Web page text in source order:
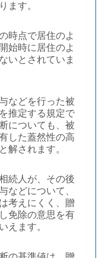
ます。
時点で居住のよ
始時に居住のよ
いとされていま
などを行った被
推定する規定で
についても、被
した蓋然性の高
解されます。
続人が、その後
などについて、
考えにくく、贈
免除の意思を有
えます。